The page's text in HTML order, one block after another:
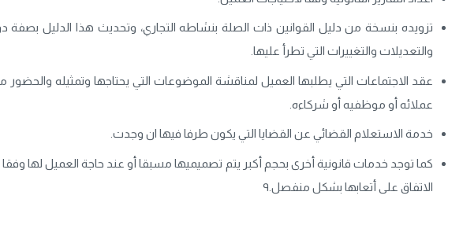
تزويده بنسخة من دليل القوانين ذات الصلة بنشاطه التجاري، وتحديث هذا الدليل بصفة
والتعديلات والتغييرات التي تطرأ عليها.
عقد الاجتماعات التي يطلبها العميل لمناقشة الموضوعات التي يحتاجها وتمثيله
عملائه أو موظفيه أو شركاءه.
خدمة الاستعلام القضائي عن القضايا التي يكون طرفا فيها ان وجدت.
كما توجد خدمات قانونية أخرى بحجم أكبر يتم تصميميها مسبقا أو عند حاجة العميل لها
الاتفاق على أتعابها بشكل منفصل.٩